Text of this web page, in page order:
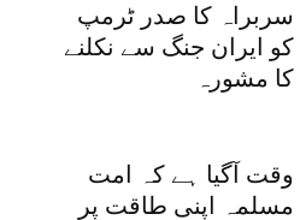
سربراہ کا صدر ٹرمپ
کو ایران جنگ سے نکلنے
کا مشورہ
وقت آگیا ہے کہ امت
مسلمہ اپنی طاقت پر